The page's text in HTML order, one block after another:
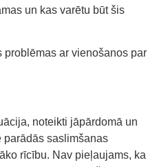
un kas varētu būt šis
ar vienošanos par
noteikti jāpārdomā un
parādās saslimšanas
rīcību. Nav pieļaujams, ka